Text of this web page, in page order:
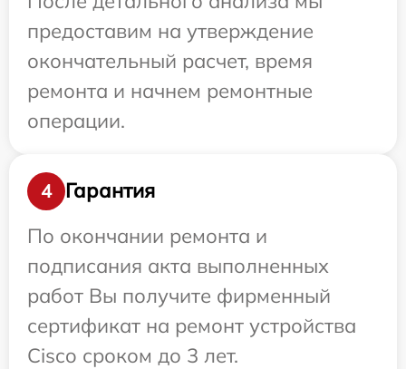
предоставим на утверждение
окончательный расчет, время
ремонта и начнем ремонтные
операции.
4
Гарантия
По окончании ремонта и
подписания акта выполненных
работ Вы получите фирменный
сертификат на ремонт устройства
Cisco сроком до 3 лет.